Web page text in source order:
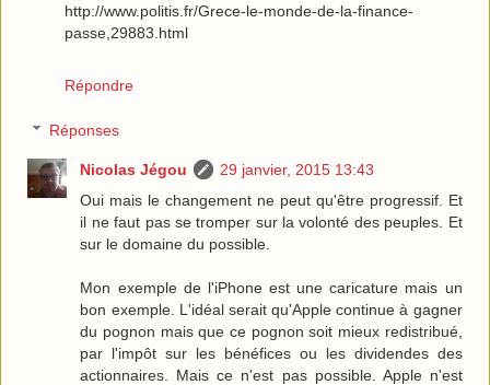
http://www.politis.fr/Grece-le-monde-de-la-finance-
passe,29883.html
Répondre
Réponses
Nicolas Jégou
29 janvier, 2015 13:43
Oui mais le changement ne peut qu'être progressif. Et
il ne faut pas se tromper sur la volonté des peuples. Et
sur le domaine du possible.
Mon exemple de l'iPhone est une caricature mais un
bon exemple. L'idéal serait qu'Apple continue à gagner
du pognon mais que ce pognon soit mieux redistribué,
par l'impôt sur les bénéfices ou les dividendes des
actionnaires. Mais ce n'est pas possible. Apple n'est